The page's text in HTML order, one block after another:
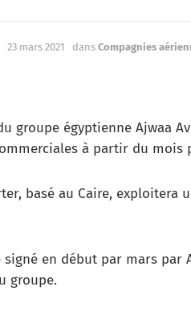
23 mars 2021 dans Compagnies
groupe égyptienne Ajwaa
à partir du mois
basé au Caire, exploitera
signé en début par mars par
groupe.